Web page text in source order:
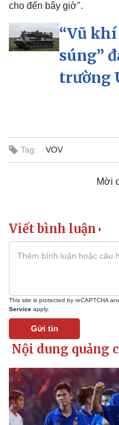
Sức khỏe
cho đến bây giờ".
“Vũ
súng”
trường
Tag: VOV
Mời
Viết bình luận
This site is protected by reCAPTCHA
Service apply.
Gửi tin